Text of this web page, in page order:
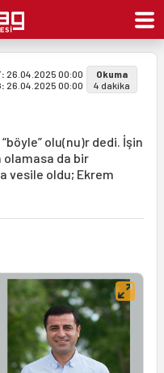
26.04.2025 00:00
26.04.2025 00:00
Okuma
4 dakika
olu(nu)r dedi. İşin
olamasa da bir
vesile oldu; Ekrem